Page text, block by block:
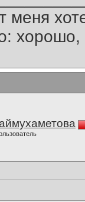
меня